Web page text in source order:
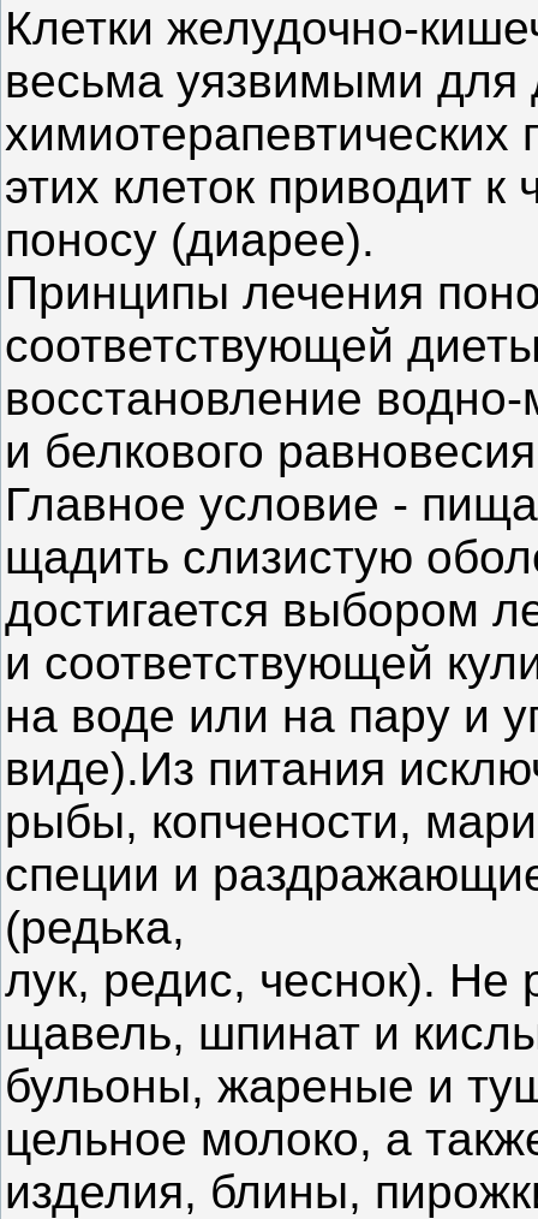
Клетки желудочно-
весьма уязвимыми для
этих клеток приводит
поносу (диарее).
Принципы лечения
соответствующей
восстановление
и белкового
Главное условие -
щадить слизистую
достигается выбором
и соответствующей
на воде или на пару и
виде).Из питания
рыбы, копчености,
специи и
(редька,
лук, редис, чеснок).
щавель, шпинат и
бульоны, жареные и
цельное молоко, а
изделия, блины,